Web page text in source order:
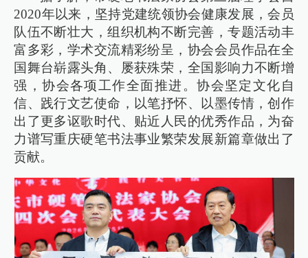
2020年以来，坚持党建统领协会健康发展，会员
队伍不断壮大，组织机构不断完善，专题活动丰
富多彩，学术交流精彩纷呈，协会会员作品在全
国舞台崭露头角、屡获殊荣，全国影响力不断增
强，协会各项工作全面推进。协会坚定文化自
信、践行文艺使命，以笔抒怀、以墨传情，创作
出了更多讴歌时代、贴近人民的优秀作品，为奋
力谱写重庆硬笔书法事业繁荣发展新篇章做出了
贡献。